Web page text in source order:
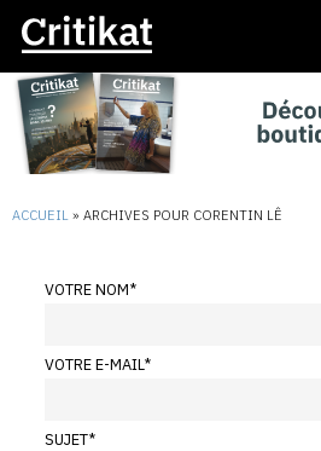
ACCUEIL » ARCHIVES POUR CORENTIN LÊ
VOTRE NOM*
VOTRE E-MAIL*
SUJET*